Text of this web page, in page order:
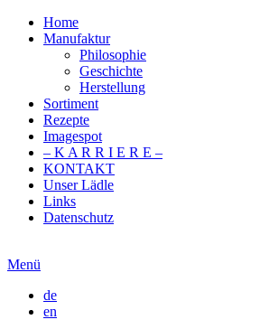
Home
Manufaktur
Philosophie
Geschichte
Herstellung
Sortiment
Rezepte
Imagespot
– K A R R I E R E –
KONTAKT
Unser Lädle
Links
Datenschutz
Menü
de
en